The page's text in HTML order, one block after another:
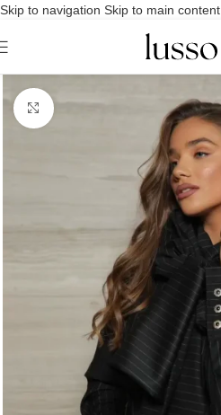
Skip to navigation Skip to main content
Uveličaj